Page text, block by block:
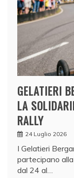
GELATIERI
LA
RALLY
24 Luglio 2026
I Gelatieri
partecipano
dal 24 al…